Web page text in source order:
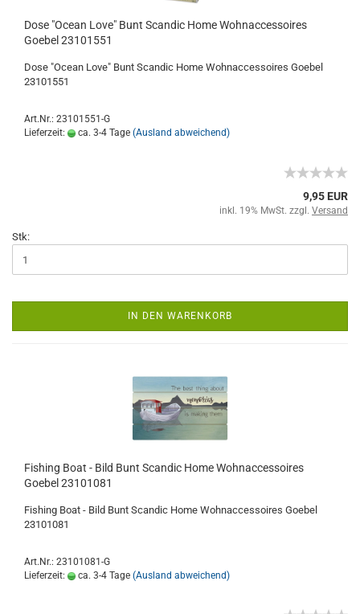
Dose "Ocean Love" Bunt Scandic Home Wohnaccessoires
Goebel 23101551
Dose "Ocean Love" Bunt Scandic Home Wohnaccessoires Goebel
23101551
Art.Nr.: 23101551-G
Lieferzeit:
ca. 3-4 Tage (Ausland abweichend)
9,95 EUR
inkl. 19% MwSt. zzgl. Versand
Stk:
IN DEN WARENKORB
Fishing Boat - Bild Bunt Scandic Home Wohnaccessoires
Goebel 23101081
Fishing Boat - Bild Bunt Scandic Home Wohnaccessoires Goebel
23101081
Art.Nr.: 23101081-G
Lieferzeit:
ca. 3-4 Tage (Ausland abweichend)